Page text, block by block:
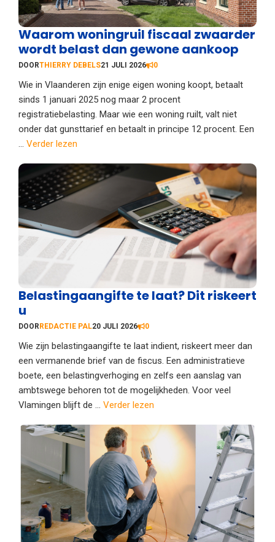
Waarom woningruil fiscaal zwaarder
wordt belast dan gewone aankoop
DOORTHIERRY DEBELS21 JULI 2026 0
Wie in Vlaanderen zijn enige eigen woning koopt, betaalt
sinds 1 januari 2025 nog maar 2 procent
registratiebelasting. Maar wie een woning ruilt, valt niet
onder dat gunsttarief en betaalt in principe 12 procent. Een
... Verder lezen
Belastingaangifte te laat? Dit riskeert
u
DOORREDACTIE PAL20 JULI 2026 0
Wie zijn belastingaangifte te laat indient, riskeert meer dan
een vermanende brief van de fiscus. Een administratieve
boete, een belastingverhoging en zelfs een aanslag van
ambtswege behoren tot de mogelijkheden. Voor veel
Vlamingen blijft de ... Verder lezen